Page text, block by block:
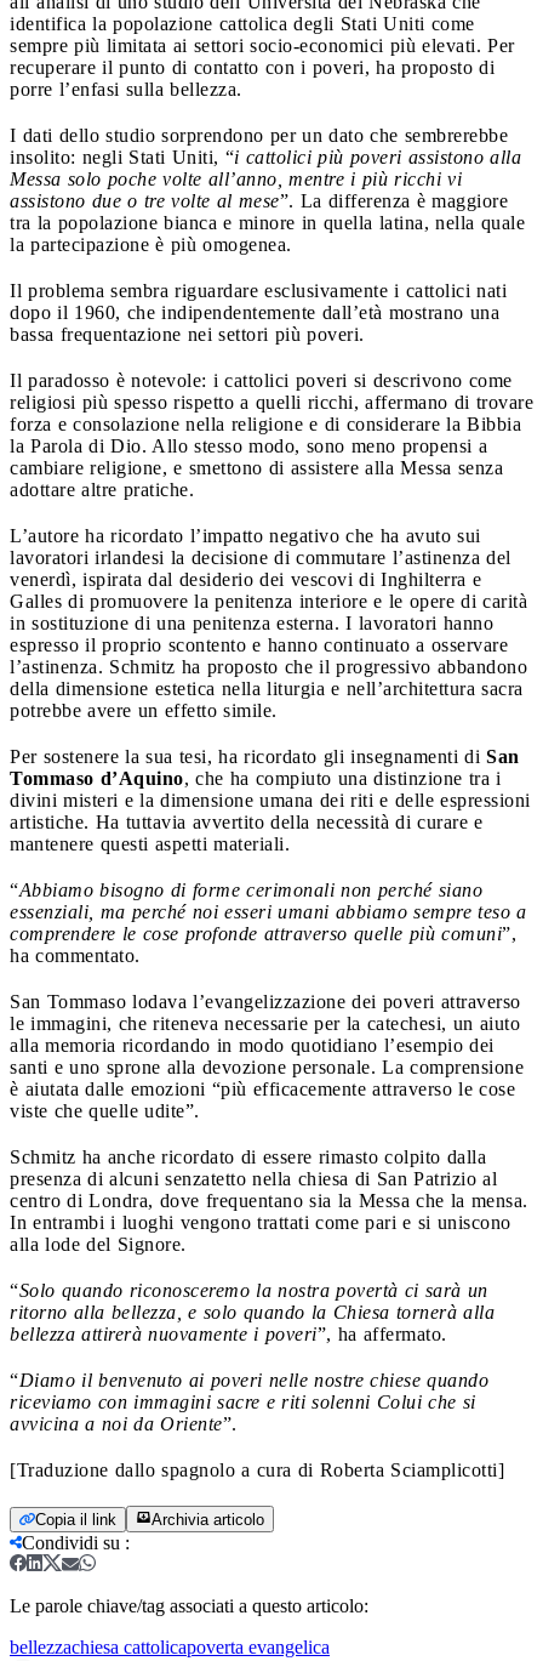
identifica la popolazione cattolica degli Stati Uniti come
sempre più limitata ai settori socio-economici più elevati. Per
recuperare il punto di contatto con i poveri, ha proposto di
porre l’enfasi sulla bellezza.
I dati dello studio sorprendono per un dato che sembrerebbe
insolito: negli Stati Uniti, “i cattolici più poveri assistono alla
Messa solo poche volte all’anno, mentre i più ricchi vi
assistono due o tre volte al mese”. La differenza è maggiore
tra la popolazione bianca e minore in quella latina, nella quale
la partecipazione è più omogenea.
Il problema sembra riguardare esclusivamente i cattolici nati
dopo il 1960, che indipendentemente dall’età mostrano una
bassa frequentazione nei settori più poveri.
Il paradosso è notevole: i cattolici poveri si descrivono come
religiosi più spesso rispetto a quelli ricchi, affermano di trovare
forza e consolazione nella religione e di considerare la Bibbia
la Parola di Dio. Allo stesso modo, sono meno propensi a
cambiare religione, e smettono di assistere alla Messa senza
adottare altre pratiche.
L’autore ha ricordato l’impatto negativo che ha avuto sui
lavoratori irlandesi la decisione di commutare l’astinenza del
venerdì, ispirata dal desiderio dei vescovi di Inghilterra e
Galles di promuovere la penitenza interiore e le opere di carità
in sostituzione di una penitenza esterna. I lavoratori hanno
espresso il proprio scontento e hanno continuato a osservare
l’astinenza. Schmitz ha proposto che il progressivo abbandono
della dimensione estetica nella liturgia e nell’architettura sacra
potrebbe avere un effetto simile.
Per sostenere la sua tesi, ha ricordato gli insegnamenti di San
Tommaso d’Aquino, che ha compiuto una distinzione tra i
divini misteri e la dimensione umana dei riti e delle espressioni
artistiche. Ha tuttavia avvertito della necessità di curare e
mantenere questi aspetti materiali.
“Abbiamo bisogno di forme cerimonali non perché siano
essenziali, ma perché noi esseri umani abbiamo sempre teso a
comprendere le cose profonde attraverso quelle più comuni”,
ha commentato.
San Tommaso lodava l’evangelizzazione dei poveri attraverso
le immagini, che riteneva necessarie per la catechesi, un aiuto
alla memoria ricordando in modo quotidiano l’esempio dei
santi e uno sprone alla devozione personale. La comprensione
è aiutata dalle emozioni “più efficacemente attraverso le cose
viste che quelle udite”.
Schmitz ha anche ricordato di essere rimasto colpito dalla
presenza di alcuni senzatetto nella chiesa di San Patrizio al
centro di Londra, dove frequentano sia la Messa che la mensa.
In entrambi i luoghi vengono trattati come pari e si uniscono
alla lode del Signore.
“Solo quando riconosceremo la nostra povertà ci sarà un
ritorno alla bellezza, e solo quando la Chiesa tornerà alla
bellezza attirerà nuovamente i poveri”, ha affermato.
“Diamo il benvenuto ai poveri nelle nostre chiese quando
riceviamo con immagini sacre e riti solenni Colui che si
avvicina a noi da Oriente”.
[Traduzione dallo spagnolo a cura di Roberta Sciamplicotti]
Copia il link Archivia articolo
Condividi su :
Le parole chiave/tag associati a questo articolo:
bellezzachiesa cattolicapoverta evangelica